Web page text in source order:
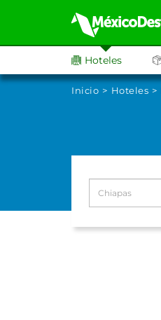
Hoteles
Inicio Hoteles